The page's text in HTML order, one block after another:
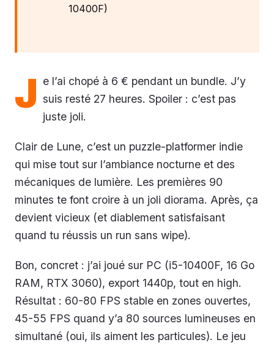
10400F)
J e l’ai chopé à 6 € pendant un bundle. J’y
suis resté 27 heures. Spoiler : c’est pas
juste joli.
Clair de Lune, c’est un puzzle-platformer indie
qui mise tout sur l’ambiance nocturne et des
mécaniques de lumière. Les premières 90
minutes te font croire à un joli diorama. Après, ça
devient vicieux (et diablement satisfaisant
quand tu réussis un run sans wipe).
Bon, concret : j’ai joué sur PC (i5-10400F, 16 Go
RAM, RTX 3060), export 1440p, tout en high.
Résultat : 60-80 FPS stable en zones ouvertes,
45-55 FPS quand y’a 80 sources lumineuses en
simultané (oui, ils aiment les particules). Le jeu